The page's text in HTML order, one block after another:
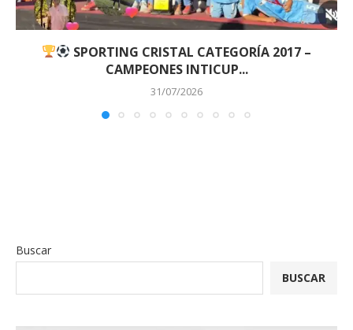
SPORTING CRISTAL CATEGORÍA 2017 –
CAMPEONES INTICUP...
31/07/2026
Buscar
BUSCAR